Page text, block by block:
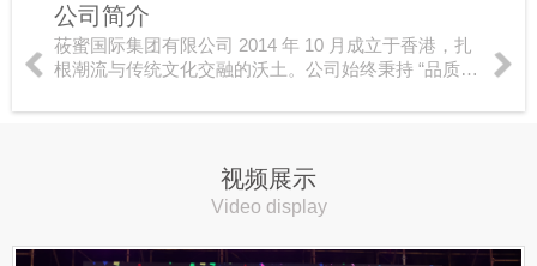
公司简介
莜蜜国际集团有限公司 2014 年 10 月成立于香港，扎
根潮流与传统文化交融的沃土。公司始终秉持 “品质至
心服务大众。品牌坚持创新发展，深耕自主品牌…
视频展示
Video display